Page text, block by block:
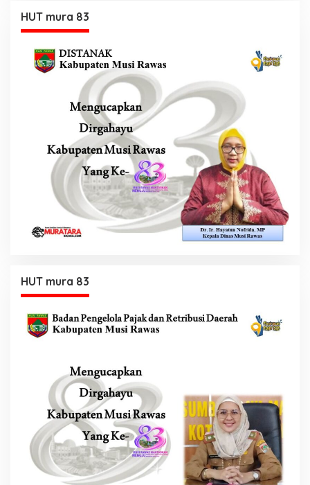
HUT mura 83
HUT mura 83